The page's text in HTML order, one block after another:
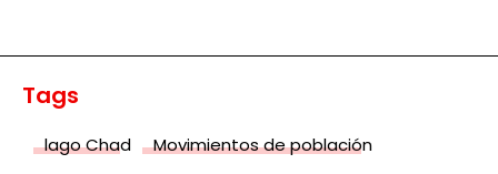
Tags
lago Chad
Movimientos de población